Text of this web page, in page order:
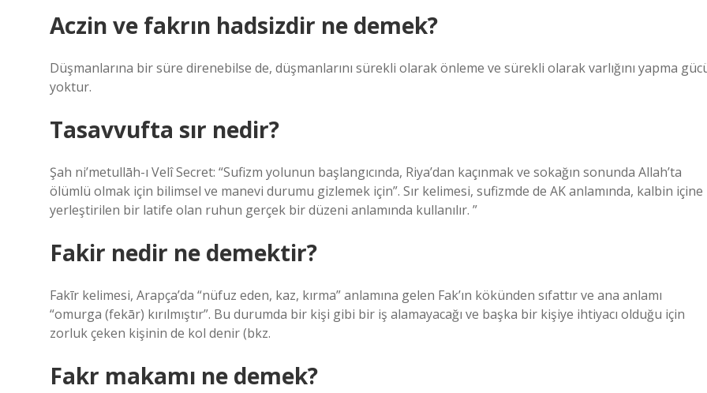
Aczin ve fakrın hadsizdir ne demek?
Düşmanlarına bir süre direnebilse de, düşmanlarını sürekli olarak önleme ve sürekli olarak varlığını yapma
yoktur.
Tasavvufta sır nedir?
Şah ni’metullāh-ı Velî Secret: “Sufizm yolunun başlangıcında, Riya’dan kaçınmak ve sokağın sonunda Allah’ta
ölümlü olmak için bilimsel ve manevi durumu gizlemek için”. Sır kelimesi, sufizmde de AK anlamında, kalbin içine
yerleştirilen bir latife olan ruhun gerçek bir düzeni anlamında kullanılır. ”
Fakir nedir ne demektir?
Fakīr kelimesi, Arapça’da “nüfuz eden, kaz, kırma” anlamına gelen Fak’ın kökünden sıfattır ve ana anlamı
“omurga (fekār) kırılmıştır”. Bu durumda bir kişi gibi bir iş alamayacağı ve başka bir kişiye ihtiyacı olduğu için
zorluk çeken kişinin de kol denir (bkz.
Fakr makamı ne demek?